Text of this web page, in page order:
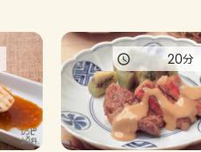
20分